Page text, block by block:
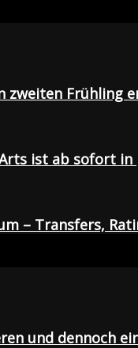
zweiten Frühling
ist ab sofort
– Transfers,
und dennoch